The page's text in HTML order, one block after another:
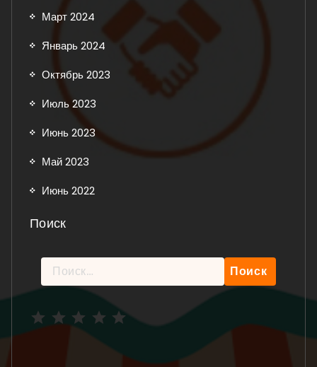
Март 2024
Январь 2024
Октябрь 2023
Июль 2023
Июнь 2023
Май 2023
Июнь 2022
Поиск
Найти: